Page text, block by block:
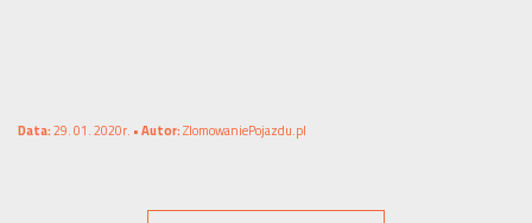
Data:29. 01. 2020r. •Autor:ZlomowaniePojazdu.pl